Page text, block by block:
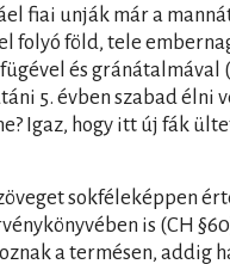
fiai unják már a
folyó föld, tele
és gránátalmával
5. évben szabad élni
Igaz, hogy itt új fák
sokféleképpen
is (CH
a termésen, addig